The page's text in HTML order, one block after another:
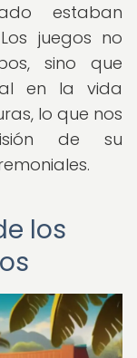
estaban
juegos no
sino que
en la vida
lo que nos
de su
los